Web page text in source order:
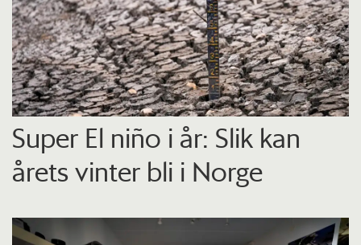
Super El niño i år: Slik kan
årets vinter bli i Norge